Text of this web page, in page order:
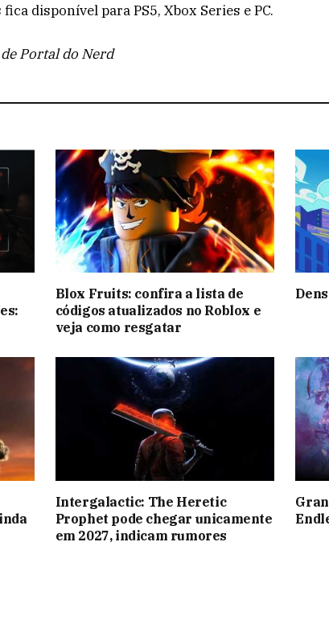
disponível para PS5, Xbox Series e PC.
Portal do Nerd
Blox Fruits: confira a lista de
códigos atualizados no Roblox e
veja como resgatar
Intergalactic: The Heretic
Prophet pode chegar unicamente
em 2027, indicam rumores